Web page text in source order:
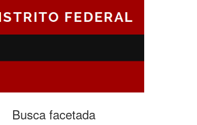
Busca facetada